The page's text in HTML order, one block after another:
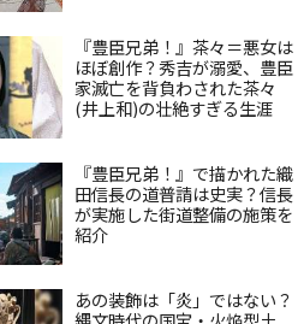
『豊臣兄弟！』茶々＝悪女は
ほぼ創作？秀吉が溺愛、豊臣
家滅亡を背負わされた茶々
(井上和)の壮絶すぎる生涯
『豊臣兄弟！』で描かれた織
田信長の道普請は史実？信長
が実施した街道整備の施策を
紹介
あの装飾は「炎」ではない？